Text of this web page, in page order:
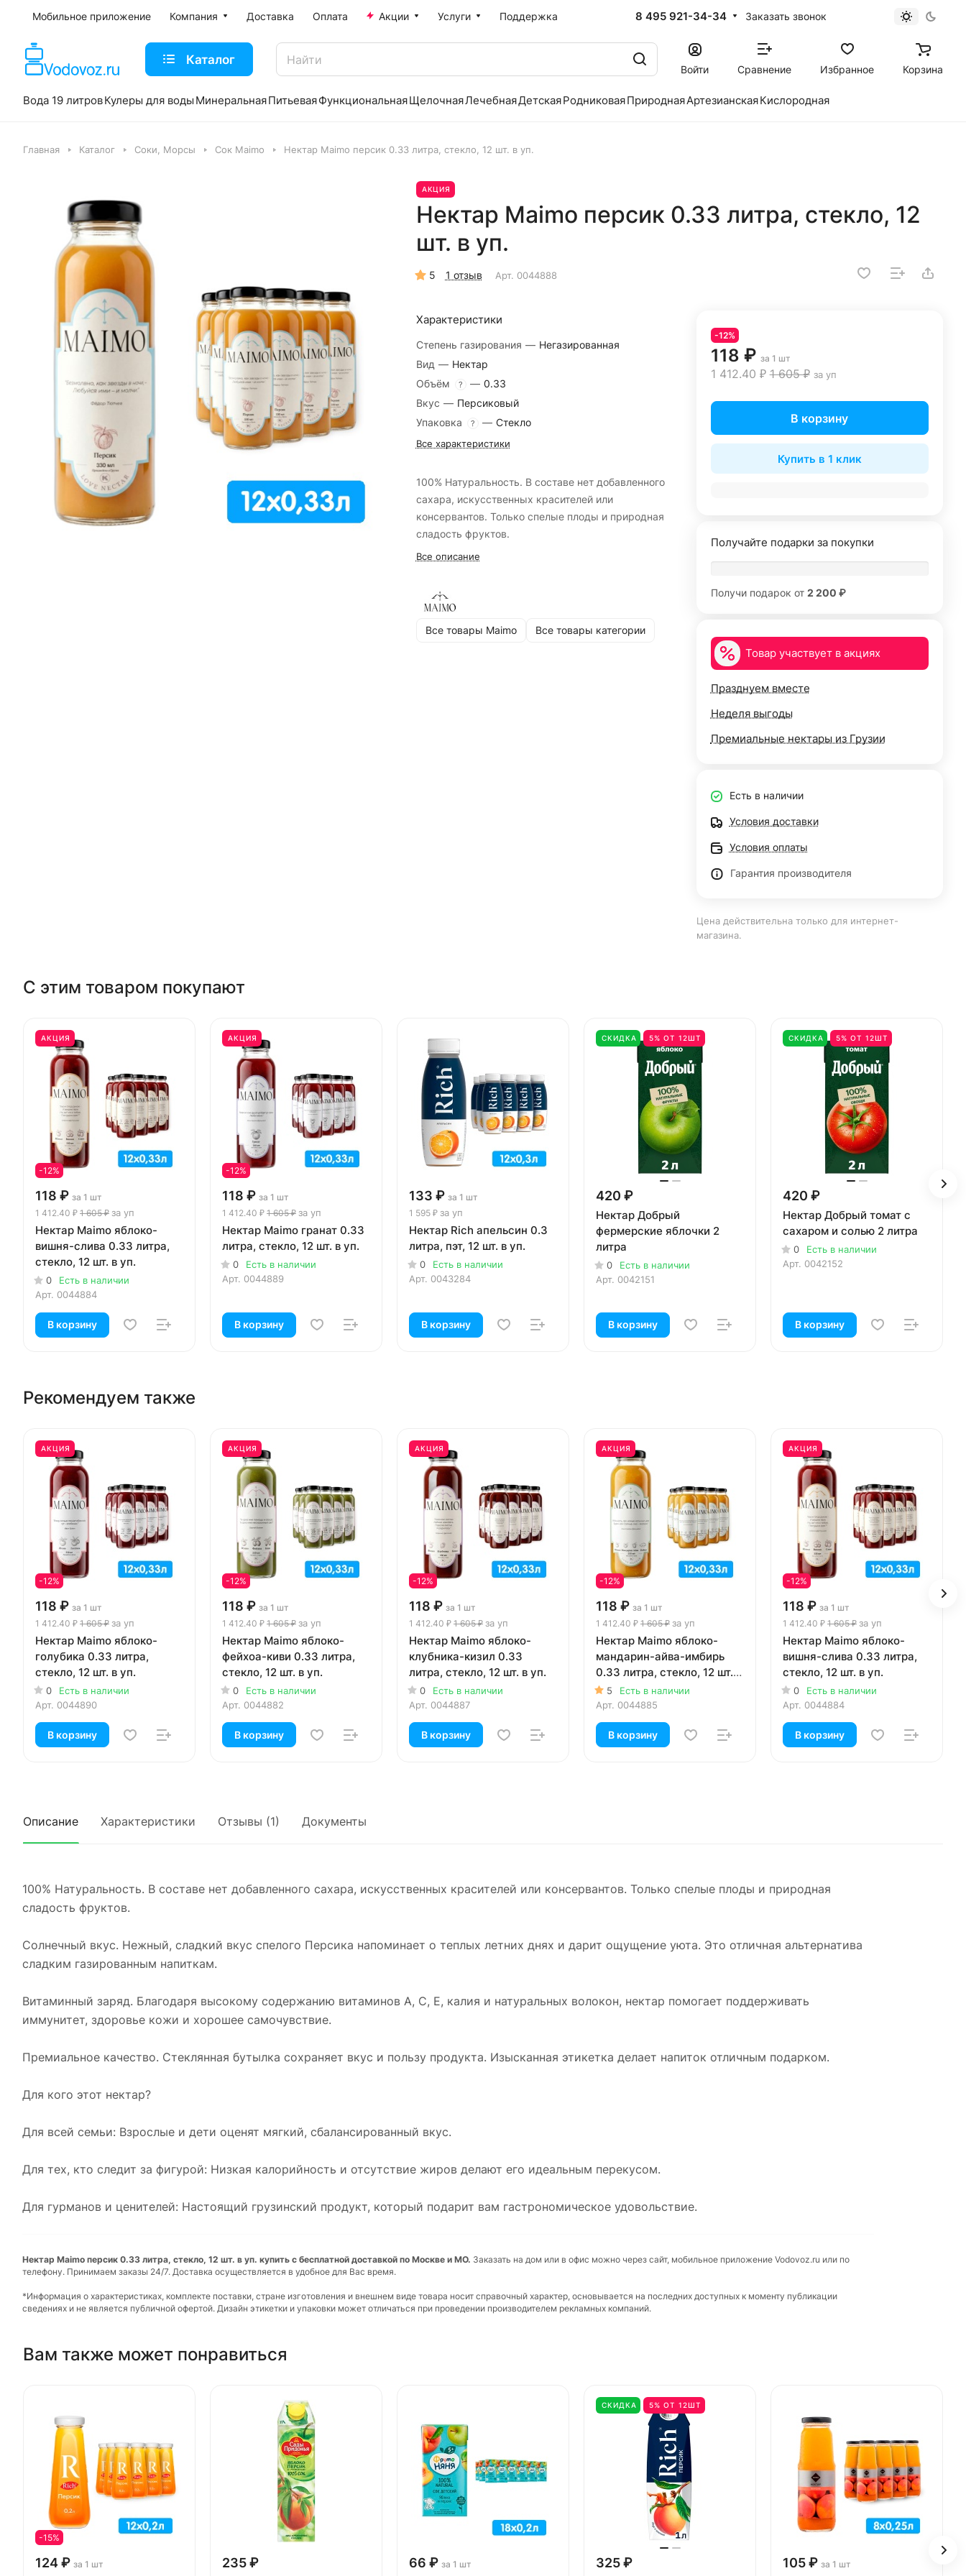
Мобильное приложение Компания Доставка Оплата Акции Услуги Поддержка 8 495 921-34-34 Заказать звонок
Каталог
Войти Сравнение Избранное Корзина
Вода 19 литровКулеры для воды МинеральнаяПитьеваяФункциональнаяЩелочнаяЛечебнаяДетскаяРодниковаяПрироднаяАртезианскаяКислородная
Главная Каталог Соки, Морсы Сок Maimo Нектар Maimo персик 0.33 литра, стекло, 12 шт. в уп.
АКЦИЯ
Нектар Maimo персик 0.33 литра, стекло, 12
шт. в уп.
5 1 отзыв Арт. 0044888
Характеристики
Степень газирования — Негазированная
Вид — Нектар
Объём
? — 0.33
Вкус — Персиковый
Упаковка
? — Стекло
Все характеристики
100% Натуральность. В составе нет добавленного
сахара, искусственных красителей или
консервантов. Только спелые плоды и природная
сладость фруктов.
Все описание
Все товары Maimo Все товары категории
-12%
118 ₽ за 1 шт
1 412.40 ₽1 605 ₽ за уп
В корзину
Купить в 1 клик
Получайте подарки за покупки
Получи подарок от 2 200 ₽
Товар участвует в акциях
Празднуем вместе
Неделя выгоды
Премиальные нектары из Грузии
Есть в наличии
Условия доставки
Условия оплаты
Гарантия производителя
Цена действительна только для интернет-
магазина.
С этим товаром покупают
АКЦИЯ
-12%
118 ₽ за 1 шт
1 412.40 ₽ 1 605 ₽ за уп
Нектар Maimo яблоко-
вишня-слива 0.33 литра,
стекло, 12 шт. в уп.
0
Есть в наличии
Арт. 0044884
В корзину
АКЦИЯ
-12%
118 ₽ за 1 шт
1 412.40 ₽ 1 605 ₽ за уп
Нектар Maimo гранат 0.33
литра, стекло, 12 шт. в уп.
0
Есть в наличии
Арт. 0044889
В корзину
133 ₽ за 1 шт
1 595 ₽ за уп
Нектар Rich апельсин 0.3
литра, пэт, 12 шт. в уп.
0
Есть в наличии
Арт. 0043284
В корзину
СКИДКА 5% ОТ 12ШТ
420 ₽
Нектар Добрый
фермерские яблочки 2
литра
0
Есть в наличии
Арт. 0042151
В корзину
СКИДКА 5% ОТ 12ШТ
420 ₽
Нектар Добрый томат с
сахаром и солью 2 литра
0
Есть в наличии
Арт. 0042152
В корзину
Рекомендуем также
АКЦИЯ
-12%
118 ₽ за 1 шт
1 412.40 ₽ 1 605 ₽ за уп
Нектар Maimo яблоко-
голубика 0.33 литра,
стекло, 12 шт. в уп.
0
Есть в наличии
Арт. 0044890
В корзину
АКЦИЯ
-12%
118 ₽ за 1 шт
1 412.40 ₽ 1 605 ₽ за уп
Нектар Maimo яблоко-
фейхоа-киви 0.33 литра,
стекло, 12 шт. в уп.
0
Есть в наличии
Арт. 0044882
В корзину
АКЦИЯ
-12%
118 ₽ за 1 шт
1 412.40 ₽ 1 605 ₽ за уп
Нектар Maimo яблоко-
клубника-кизил 0.33
литра, стекло, 12 шт. в уп.
0
Есть в наличии
Арт. 0044887
В корзину
АКЦИЯ
-12%
118 ₽ за 1 шт
1 412.40 ₽ 1 605 ₽ за уп
Нектар Maimo яблоко-
мандарин-айва-имбирь
0.33 литра, стекло, 12 шт. в
уп.
5
Есть в наличии
Арт. 0044885
В корзину
АКЦИЯ
-12%
118 ₽ за 1 шт
1 412.40 ₽ 1 605 ₽ за уп
Нектар Maimo яблоко-
вишня-слива 0.33 литра,
стекло, 12 шт. в уп.
0
Есть в наличии
Арт. 0044884
В корзину
Описание Характеристики Отзывы (1) Документы
100% Натуральность. В составе нет добавленного сахара, искусственных красителей или консервантов. Только спелые плоды и природная
сладость фруктов.
Солнечный вкус. Нежный, сладкий вкус спелого Персика напоминает о теплых летних днях и дарит ощущение уюта. Это отличная альтернатива
сладким газированным напиткам.
Витаминный заряд. Благодаря высокому содержанию витаминов A, C, E, калия и натуральных волокон, нектар помогает поддерживать
иммунитет, здоровье кожи и хорошее самочувствие.
Премиальное качество. Стеклянная бутылка сохраняет вкус и пользу продукта. Изысканная этикетка делает напиток отличным подарком.
Для кого этот нектар?
Для всей семьи: Взрослые и дети оценят мягкий, сбалансированный вкус.
Для тех, кто следит за фигурой: Низкая калорийность и отсутствие жиров делают его идеальным перекусом.
Для гурманов и ценителей: Настоящий грузинский продукт, который подарит вам гастрономическое удовольствие.
Нектар Maimo персик 0.33 литра, стекло, 12 шт. в уп. купить с бесплатной доставкой по Москве и МО. Заказать на дом или в офис можно через сайт, мобильное приложение Vodovoz.ru или по
телефону. Принимаем заказы 24/7. Доставка осуществляется в удобное для Вас время.
*Информация о характеристиках, комплекте поставки, стране изготовления и внешнем виде товара носит справочный характер, основывается на последних доступных к моменту публикации
сведениях и не является публичной офертой. Дизайн этикетки и упаковки может отличаться при проведении производителем рекламных компаний.
Вам также может понравиться
-15%
124 ₽ за 1 шт
235 ₽ 66 ₽ за 1 шт
СКИДКА 5% ОТ 12ШТ
325 ₽ 105 ₽ за 1 шт